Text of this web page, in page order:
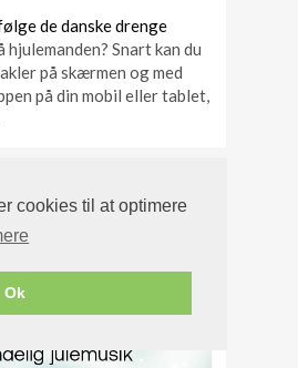
cookies til at optimere
Ok
de danske drenge
hjulemanden? Snart kan du
på skærmen og med
på din mobil eller tablet,